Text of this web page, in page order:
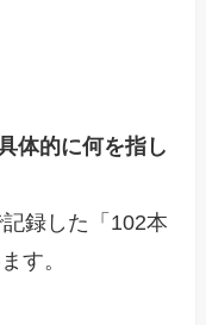
体的に何を指し
録した「102本
す。